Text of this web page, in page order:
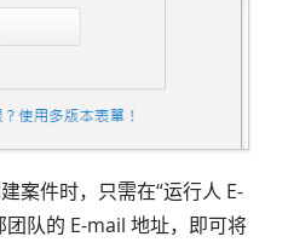
案件时，只需在“运行人 E-
队的 E-mail 地址，即可将